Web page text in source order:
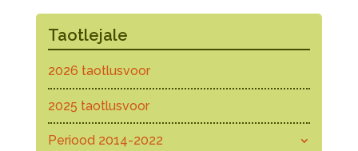
Taotlejale
2026 taotlusvoor
2025 taotlusvoor
Periood 2014-2022